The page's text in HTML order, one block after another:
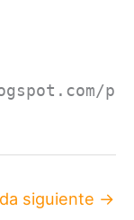
p
siguiente →